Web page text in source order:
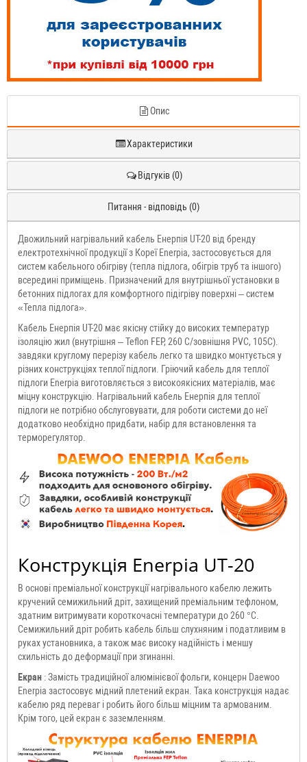
Опис
Характеристики
Відгуків (0)
Питання - відповідь (0)
Двожильний нагрівальний кабель Енерпія UT-20 від бренду
електротехнічної продукції з Кореї Enerpia, застосовується для
систем кабельного обігріву (тепла підлога, обігрів труб та іншого)
всередині приміщень. Призначений для внутрішньої установки в
бетонних підлогах для комфортного підігріву поверхні – систем
«Тепла підлога».
Кабель Енерпія UT-20 має якісну стійку до високих температур
ізоляцію жил (внутрішня – Teflon FEP, 260 C/зовнішня PVC, 105C).
завдяки круглому перерізу кабель легко та швидко монтується у
різних конструкціях теплої підлоги. Гріючий кабель для теплої
підлоги Enerpia виготовляється з високоякісних матеріалів, має
міцну конструкцію. Нагрівальний кабель Енерпія для теплої
підлоги не потрібно обслуговувати, для роботи системи до неї
додатково необхідно придбати, набір для встановлення та
терморегулятор.
Конструкція Enerpia UT-20
В основі преміальної конструкції нагрівального кабелю лежить
кручений семижильний дріт, захищений преміальним тефлоном,
здатним витримувати короткочасні температури до 260 °C.
Семижильний дріт робить кабель більш слухняним і податливим в
руках установника, а також має високу надійність і меншу
схильність до деформації при згинанні.
Екран : Замість традиційної алюмінієвої фольги, концерн Daewoo
Enerpia застосовує мідний плетений екран. Така конструкція надає
кабелю ряд переваг і робить його більш міцним та армованим.
Крім того, цей екран є заземленням.